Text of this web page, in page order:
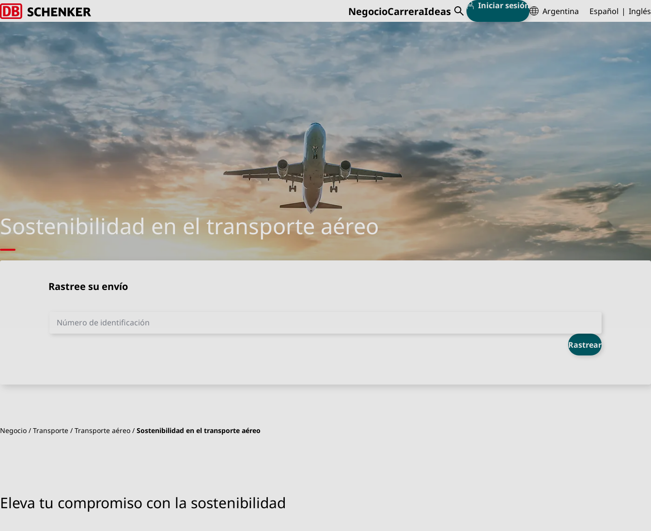
NegocioCarreraIdeas Abrir búsqueda
Iniciar sesión
Argentina Español Inglés
Sostenibilidad en el transporte aéreo
Rastree su envío
Número de identificación
Rastrear
Negocio Transporte Transporte aéreo Sostenibilidad en el transporte aéreo
Eleva tu compromiso con la sostenibilidad